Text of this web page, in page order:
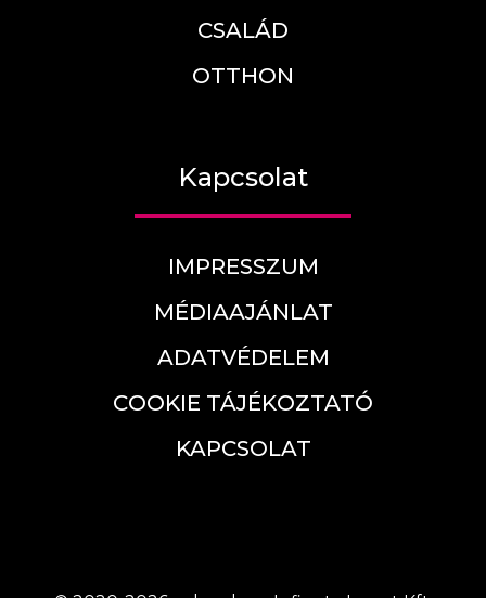
CSALÁD
OTTHON
Kapcsolat
IMPRESSZUM
MÉDIAAJÁNLAT
ADATVÉDELEM
COOKIE TÁJÉKOZTATÓ
KAPCSOLAT